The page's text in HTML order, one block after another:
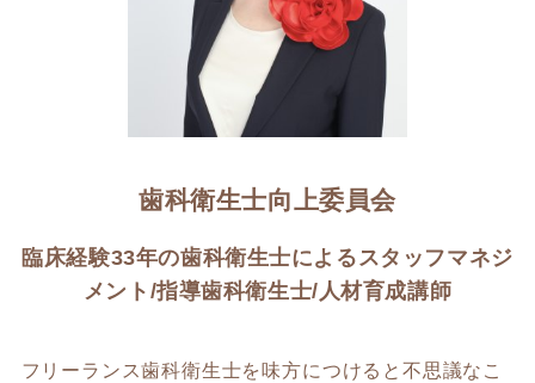
歯科衛生士向上委員会
臨床経験33年の歯科衛生士によるスタッフマネジ
メント/指導歯科衛生士/人材育成講師
フリーランス歯科衛生士を味方につけると不思議なこ